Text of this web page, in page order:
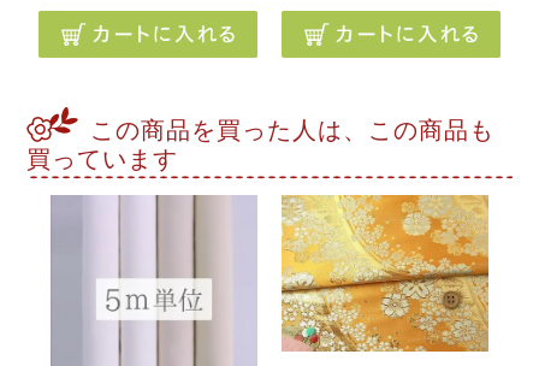
この商品を買った人は、この商品も
買っています